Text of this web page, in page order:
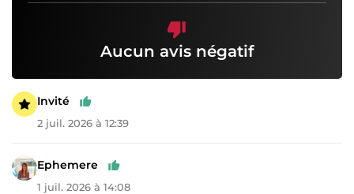
Aucun avis négatif
Invité
2 juil. 2026 à 12:39
Ephemere
1 juil. 2026 à 14:08